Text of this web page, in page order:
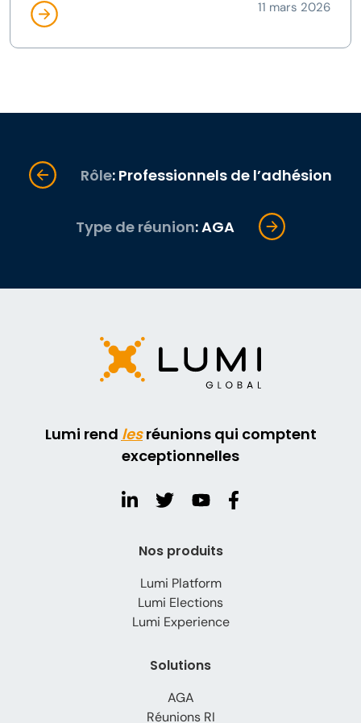
11 mars 2026
Rôle: Professionnels de l’adhésion
Type de réunion: AGA
Lumi rend lesréunions qui comptent
exceptionnelles
Nos produits
Lumi Platform
Lumi Elections
Lumi Experience
Solutions
AGA
Réunions RI